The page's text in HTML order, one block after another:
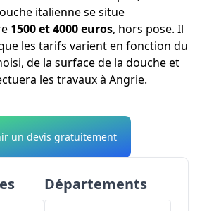
italienne se situe
1500 et 4000 euros, hors pose. Il
les tarifs varient en fonction du
de la surface de la douche et
les travaux à Angrie.
un devis gratuitement
Départements